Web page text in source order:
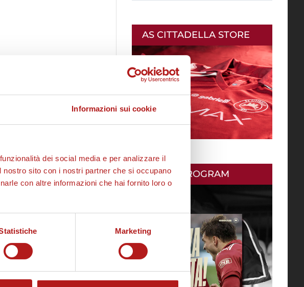
Informazioni sui cookie
dei social media e per analizzare il
sito con i nostri partner che si occupano
con altre informazioni che hai fornito loro o
Marketing
AS CITTADELLA STORE
MATCH PROGRAM